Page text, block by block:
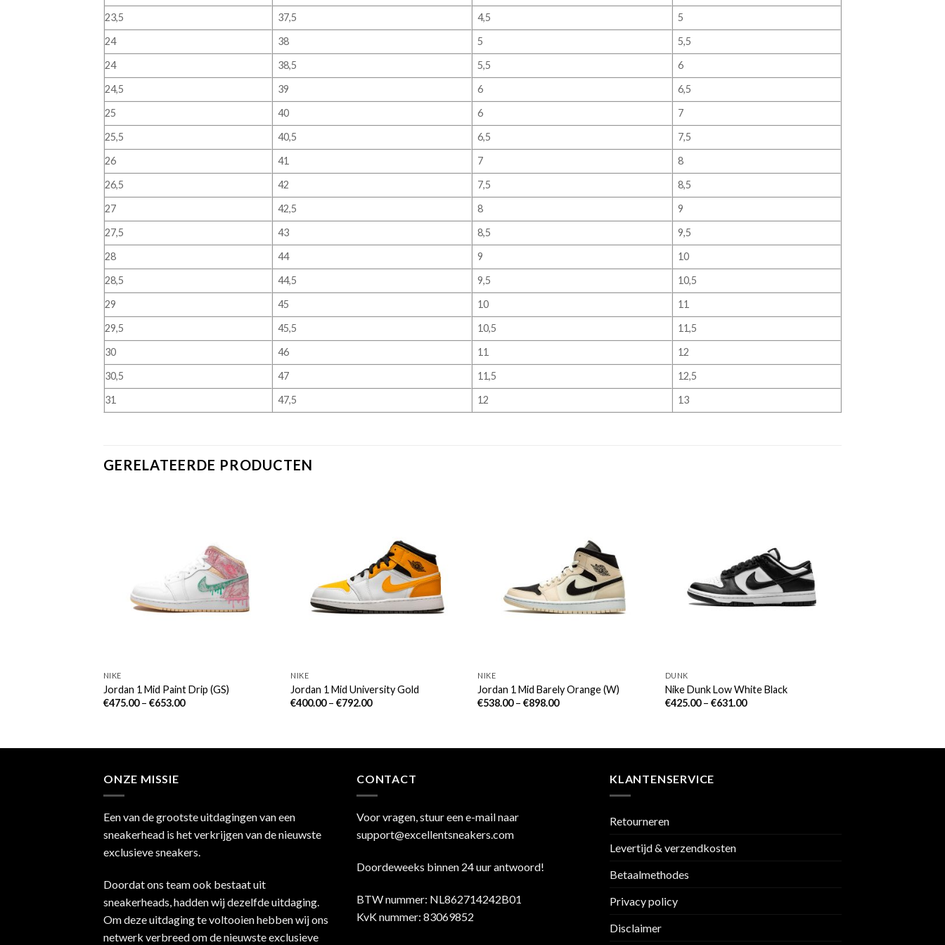
23,5
37,5 4,5
5
24
38 5
5,5
24
38,5 5,5
6
24,5
39 6
6,5
25
40 6
7
25,5
40,5 6,5
7,5
26
41 7
8
26,5
42 7,5
8,5
27
42,5 8
9
27,5
43 8,5
9,5
28
44 9
10
28,5
44,5 9,5
10,5
29
45 10
11
29,5
45,5 10,5
11,5
30
46 11
12
30,5
47 11,5
12,5
31
47,5 12 13
GERELATEERDE PRODUCTEN
NIKE
Jordan 1 Mid Paint Drip (GS)
€475.00– €653.00
NIKE
Jordan 1 Mid University Gold
€400.00–€792.00
NIKE
Jordan 1 Mid Barely Orange (W)
€538.00–€898.00
DUNK
Nike Dunk Low White Black
€425.00– €631.00
ONZE MISSIE
Een van de grootste uitdagingen van een
sneakerhead is het verkrijgen van de nieuwste
exclusieve sneakers.
Doordat ons team ook bestaat uit
sneakerheads, hadden wij dezelfde uitdaging.
Om deze uitdaging te voltooien hebben wij ons
netwerk verbreed om de nieuwste exclusieve
CONTACT
Voor vragen, stuur een e-mail naar
support@excellentsneakers.com
Doordeweeks binnen 24 uur antwoord!
BTW nummer: NL862714242B01
KvK nummer: 83069852
KLANTENSERVICE
Retourneren
Levertijd & verzendkosten
Betaalmethodes
Privacy policy
Disclaimer